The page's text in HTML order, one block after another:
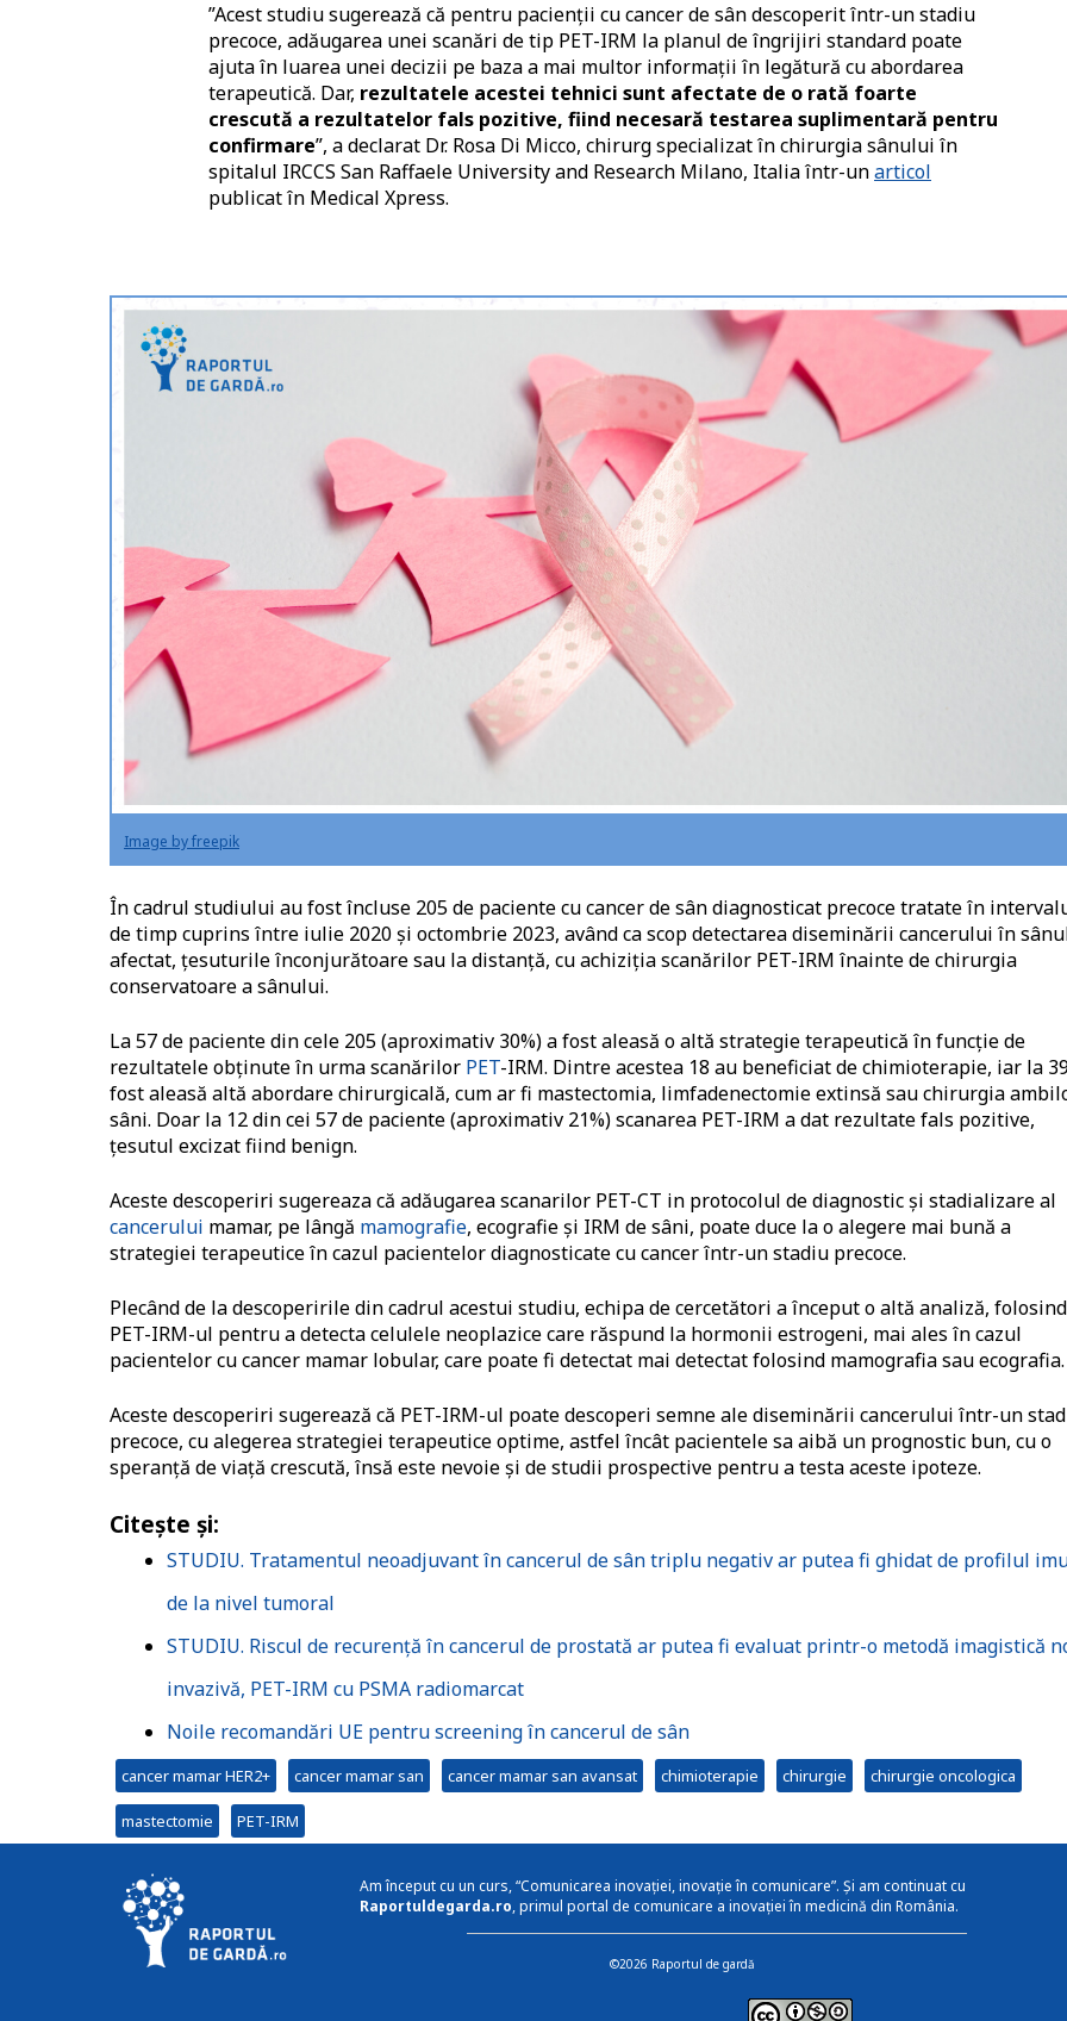
”Acest studiu sugerează că pentru pacienții cu cancer de sân descoperit într-un stadiu
precoce, adăugarea unei scanări de tip PET-IRM la planul de îngrijiri standard poate
ajuta în luarea unei decizii pe baza a mai multor informații în legătură cu abordarea
terapeutică. Dar, rezultatele acestei tehnici sunt afectate de o rată foarte
crescută a rezultatelor fals pozitive, fiind necesară testarea suplimentară pentru
confirmare”, a declarat Dr. Rosa Di Micco, chirurg specializat în chirurgia sânului în
spitalul IRCCS San Raffaele University and Research Milano, Italia într-unarticol
publicat în Medical Xpress.
Image by freepik
În cadrul studiului au fost încluse 205 de paciente cu cancer de sân diagnosticat precoce tratate în
de timp cuprins între iulie 2020 și octombrie 2023, având ca scop detectarea diseminării cancerului în
afectat, țesuturile înconjurătoare sau la distanță, cu achiziția scanărilor PET-IRM înainte de chirurgia
conservatoare a sânului.
La 57 de paciente din cele 205 (aproximativ 30%) a fost aleasă o altă strategie terapeutică în funcție de
rezultatele obținute în urma scanărilor PET-IRM. Dintre acestea 18 au beneficiat de chimioterapie, iar la
fost aleasă altă abordare chirurgicală, cum ar fi mastectomia, limfadenectomie extinsă sau chirurgia
sâni. Doar la 12 din cei 57 de paciente (aproximativ 21%) scanarea PET-IRM a dat rezultate fals pozitive,
țesutul excizat fiind benign.
Aceste descoperiri sugereaza că adăugarea scanarilor PET-CT in protocolul de diagnostic și stadializare al
cancerului mamar, pe lângă mamografie, ecografie și IRM de sâni, poate duce la o alegere mai bună a
strategiei terapeutice în cazul pacientelor diagnosticate cu cancer într-un stadiu precoce.
Plecând de la descoperirile din cadrul acestui studiu, echipa de cercetători a început o altă analiză, folosind
PET-IRM-ul pentru a detecta celulele neoplazice care răspund la hormonii estrogeni, mai ales în cazul
pacientelor cu cancer mamar lobular, care poate fi detectat mai detectat folosind mamografia sau ecografia.
Aceste descoperiri sugerează că PET-IRM-ul poate descoperi semne ale diseminării cancerului într-un
precoce, cu alegerea strategiei terapeutice optime, astfel încât pacientele sa aibă un prognostic bun, cu o
speranță de viață crescută, însă este nevoie și de studii prospective pentru a testa aceste ipoteze.
Citește și:
STUDIU. Tratamentul neoadjuvant în cancerul de sân triplu negativ ar putea fi ghidat de profilul
de la nivel tumoral
STUDIU. Riscul de recurență în cancerul de prostată ar putea fi evaluat printr-o metodă imagistică
invazivă, PET-IRM cu PSMA radiomarcat
Noile recomandări UE pentru screening în cancerul de sân
cancer mamar HER2+ cancer mamar san cancer mamar san avansat chimioterapie chirurgie chirurgie oncologica
mastectomie PET-IRM
Am început cu un curs, “Comunicarea inovației, inovație în comunicare”. Și am continuat cu
Raportuldegarda.ro, primul portal de comunicare a inovației în medicină din România.
©2026 Raportul de gardă